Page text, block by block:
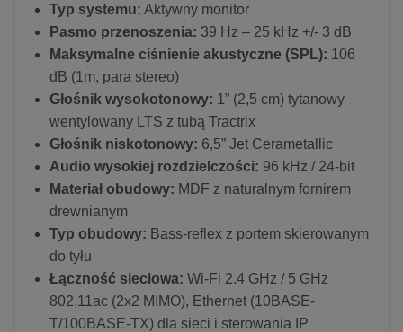
Typ systemu: Aktywny monitor
Pasmo przenoszenia: 39 Hz – 25 kHz +/- 3 dB
Maksymalne ciśnienie akustyczne (SPL): 106
dB (1m, para stereo)
Głośnik wysokotonowy: 1” (2,5 cm) tytanowy
wentylowany LTS z tubą Tractrix
Głośnik niskotonowy: 6,5” Jet Cerametallic
Audio wysokiej rozdzielczości: 96 kHz / 24-bit
Materiał obudowy: MDF z naturalnym fornirem
drewnianym
Typ obudowy: Bass-reflex z portem skierowanym
do tyłu
Łączność sieciowa: Wi-Fi 2.4 GHz / 5 GHz
802.11ac (2x2 MIMO), Ethernet (10BASE-
T/100BASE-TX) dla sieci i sterowania IP